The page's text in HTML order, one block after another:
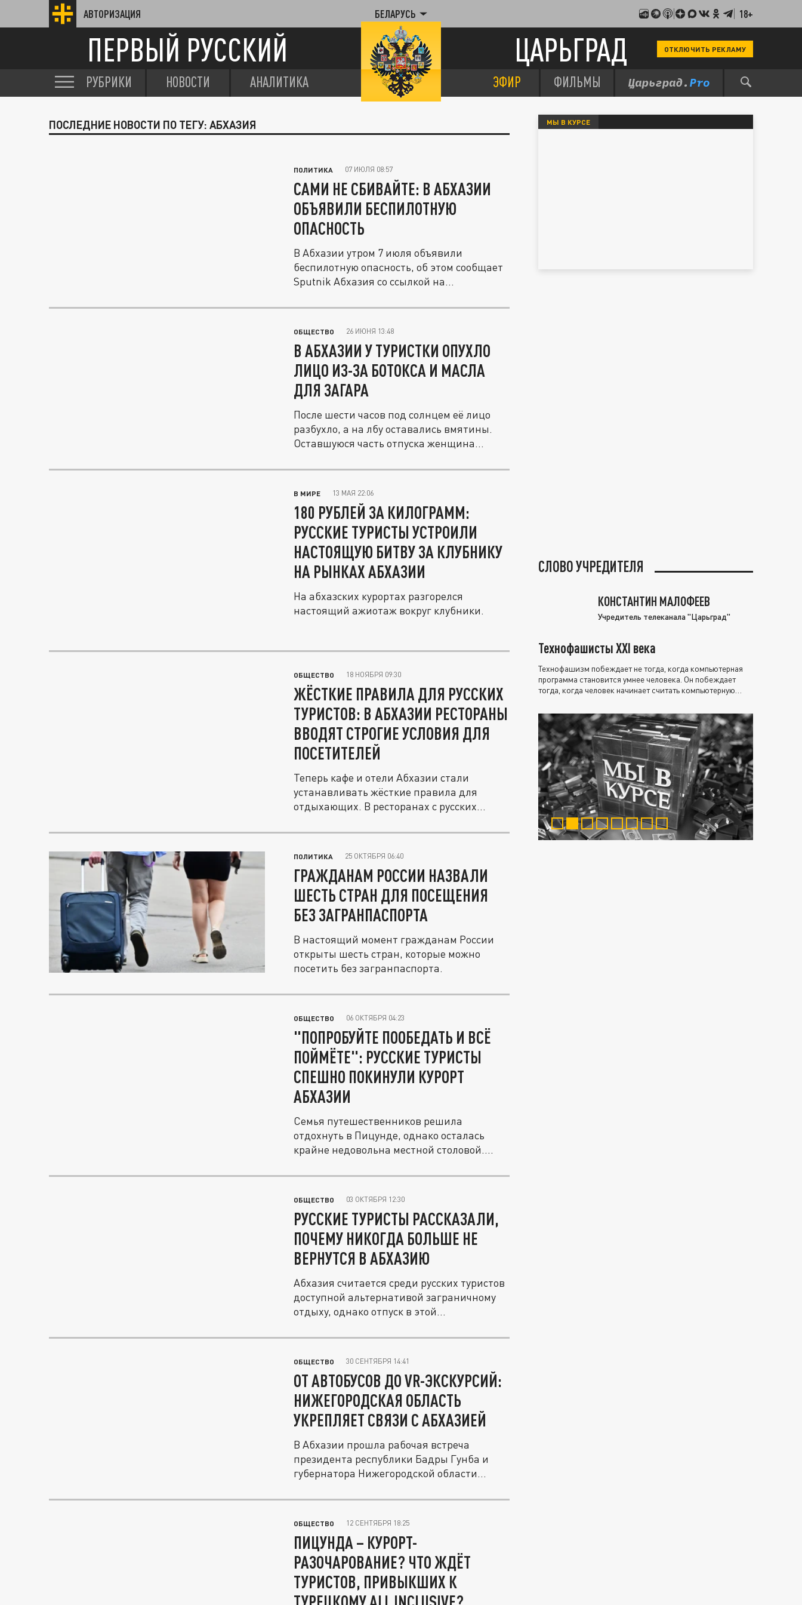
АВТОРИЗАЦИЯ БЕЛАРУСЬ 18+
ПЕРВЫЙ РУССКИЙ ЦАРЬГРАД ОТКЛЮЧИТЬ РЕКЛАМУ
РУБРИКИ НОВОСТИ АНАЛИТИКА ЭФИР ФИЛЬМЫ
ПОСЛЕДНИЕ НОВОСТИ ПО ТЕГУ: АБХАЗИЯ
ПОЛИТИКА 07 ИЮЛЯ 08:57
САМИ НЕ СБИВАЙТЕ: В АБХАЗИИ
ОБЪЯВИЛИ БЕСПИЛОТНУЮ
ОПАСНОСТЬ
В Абхазии утром 7 июля объявили
беспилотную опасность, об этом сообщает
Sputnik Абхазия со ссылкой на...
ОБЩЕСТВО 26 ИЮНЯ 13:48
В АБХАЗИИ У ТУРИСТКИ ОПУХЛО
ЛИЦО ИЗ-ЗА БОТОКСА И МАСЛА
ДЛЯ ЗАГАРА
После шести часов под солнцем её лицо
разбухло, а на лбу оставались вмятины.
Оставшуюся часть отпуска женщина...
В МИРЕ 13 МАЯ 22:06
180 РУБЛЕЙ ЗА КИЛОГРАММ:
РУССКИЕ ТУРИСТЫ УСТРОИЛИ
НАСТОЯЩУЮ БИТВУ ЗА КЛУБНИКУ
НА РЫНКАХ АБХАЗИИ
На абхазских курортах разгорелся
настоящий ажиотаж вокруг клубники.
ОБЩЕСТВО 18 НОЯБРЯ 09:30
ЖЁСТКИЕ ПРАВИЛА ДЛЯ РУССКИХ
ТУРИСТОВ: В АБХАЗИИ РЕСТОРАНЫ
ВВОДЯТ СТРОГИЕ УСЛОВИЯ ДЛЯ
ПОСЕТИТЕЛЕЙ
Теперь кафе и отели Абхазии стали
устанавливать жёсткие правила для
отдыхающих. В ресторанах с русских...
ПОЛИТИКА 25 ОКТЯБРЯ 06:40
ГРАЖДАНАМ РОССИИ НАЗВАЛИ
ШЕСТЬ СТРАН ДЛЯ ПОСЕЩЕНИЯ
БЕЗ ЗАГРАНПАСПОРТА
В настоящий момент гражданам России
открыты шесть стран, которые можно
посетить без загранпаспорта.
ОБЩЕСТВО 06 ОКТЯБРЯ 04:23
"ПОПРОБУЙТЕ ПООБЕДАТЬ И ВСЁ
ПОЙМЁТЕ": РУССКИЕ ТУРИСТЫ
СПЕШНО ПОКИНУЛИ КУРОРТ
АБХАЗИИ
Семья путешественников решила
отдохнуть в Пицунде, однако осталась
крайне недовольна местной столовой....
ОБЩЕСТВО 03 ОКТЯБРЯ 12:30
РУССКИЕ ТУРИСТЫ РАССКАЗАЛИ,
ПОЧЕМУ НИКОГДА БОЛЬШЕ НЕ
ВЕРНУТСЯ В АБХАЗИЮ
Абхазия считается среди русских туристов
доступной альтернативой заграничному
отдыху, однако отпуск в этой...
ОБЩЕСТВО 30 СЕНТЯБРЯ 14:41
ОТ АВТОБУСОВ ДО VR-ЭКСКУРСИЙ:
НИЖЕГОРОДСКАЯ ОБЛАСТЬ
УКРЕПЛЯЕТ СВЯЗИ С АБХАЗИЕЙ
В Абхазии прошла рабочая встреча
президента республики Бадры Гунба и
губернатора Нижегородской области
ОБЩЕСТВО 12 СЕНТЯБРЯ 18:25
ПИЦУНДА – КУРОРТ-
РАЗОЧАРОВАНИЕ? ЧТО ЖДЁТ
ТУРИСТОВ, ПРИВЫКШИХ К
МЫ В КУРСЕ
СЛОВО УЧРЕДИТЕЛЯ
КОНСТАНТИН МАЛОФЕЕВ
Учредитель телеканала "Царьград"
Технофашисты XXI века
Технофашизм побеждает не тогда, когда компьютерная
программа становится умнее человека. Он побеждает
тогда, когда человек начинает считать компьютерную